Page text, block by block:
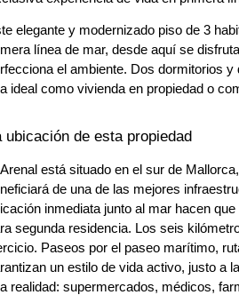
elegante y modernizado piso de 3
línea de mar, desde aquí se
el ambiente. Dos dormitorios
ideal como vivienda en propiedad o
ubicación de esta propiedad
está situado en el sur de
de una de las mejores
inmediata junto al mar hacen
segunda residencia. Los seis
Paseos por el paseo marítimo,
un estilo de vida activo, justo a
realidad: supermercados, médicos,